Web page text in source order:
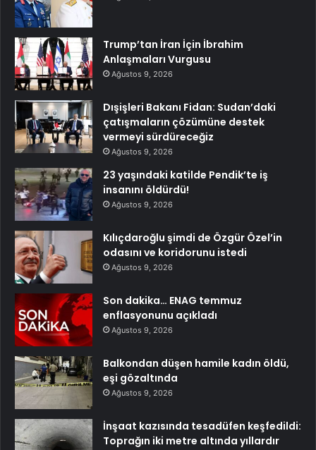
Trump’tan İran İçin İbrahim
Anlaşmaları Vurgusu
Ağustos 9, 2026
Dışişleri Bakanı Fidan: Sudan’daki
çatışmaların çözümüne destek
vermeyi sürdüreceğiz
Ağustos 9, 2026
23 yaşındaki katilde Pendik’te iş
insanını öldürdü!
Ağustos 9, 2026
Kılıçdaroğlu şimdi de Özgür Özel’in
odasını ve koridorunu istedi
Ağustos 9, 2026
Son dakika… ENAG temmuz
enflasyonunu açıkladı
Ağustos 9, 2026
Balkondan düşen hamile kadın öldü,
eşi gözaltında
Ağustos 9, 2026
İnşaat kazısında tesadüfen keşfedildi:
Toprağın iki metre altında yıllardır